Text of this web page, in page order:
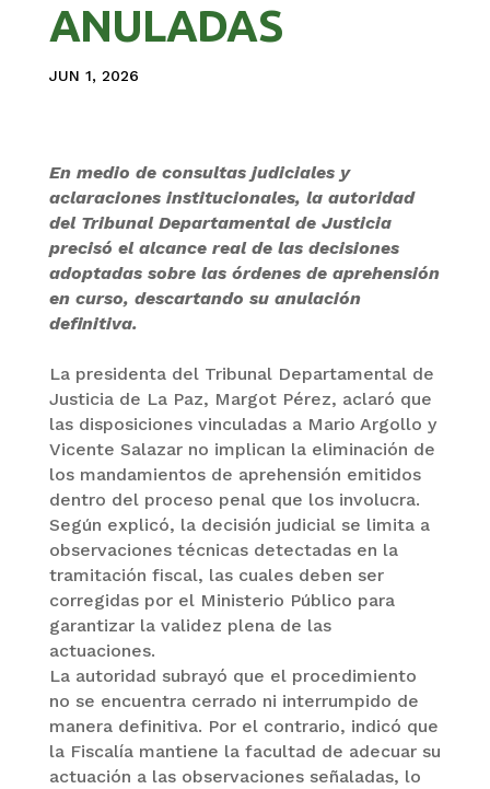
ANULADAS
JUN 1, 2026
En medio de consultas judiciales y
aclaraciones institucionales, la autoridad
del Tribunal Departamental de Justicia
precisó el alcance real de las decisiones
adoptadas sobre las órdenes de aprehensión
en curso, descartando su anulación
definitiva.
La presidenta del Tribunal Departamental de
Justicia de La Paz, Margot Pérez, aclaró que
las disposiciones vinculadas a Mario Argollo y
Vicente Salazar no implican la eliminación de
los mandamientos de aprehensión emitidos
dentro del proceso penal que los involucra.
Según explicó, la decisión judicial se limita a
observaciones técnicas detectadas en la
tramitación fiscal, las cuales deben ser
corregidas por el Ministerio Público para
garantizar la validez plena de las
actuaciones.
La autoridad subrayó que el procedimiento
no se encuentra cerrado ni interrumpido de
manera definitiva. Por el contrario, indicó que
la Fiscalía mantiene la facultad de adecuar su
actuación a las observaciones señaladas, lo